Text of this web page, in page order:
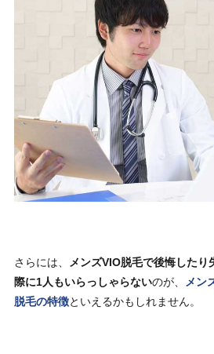
さらには、
メンズVIO脱毛で後悔した
際に1人もいらっしゃらないのが、
メン
脱毛の特徴といえるかもしれません。